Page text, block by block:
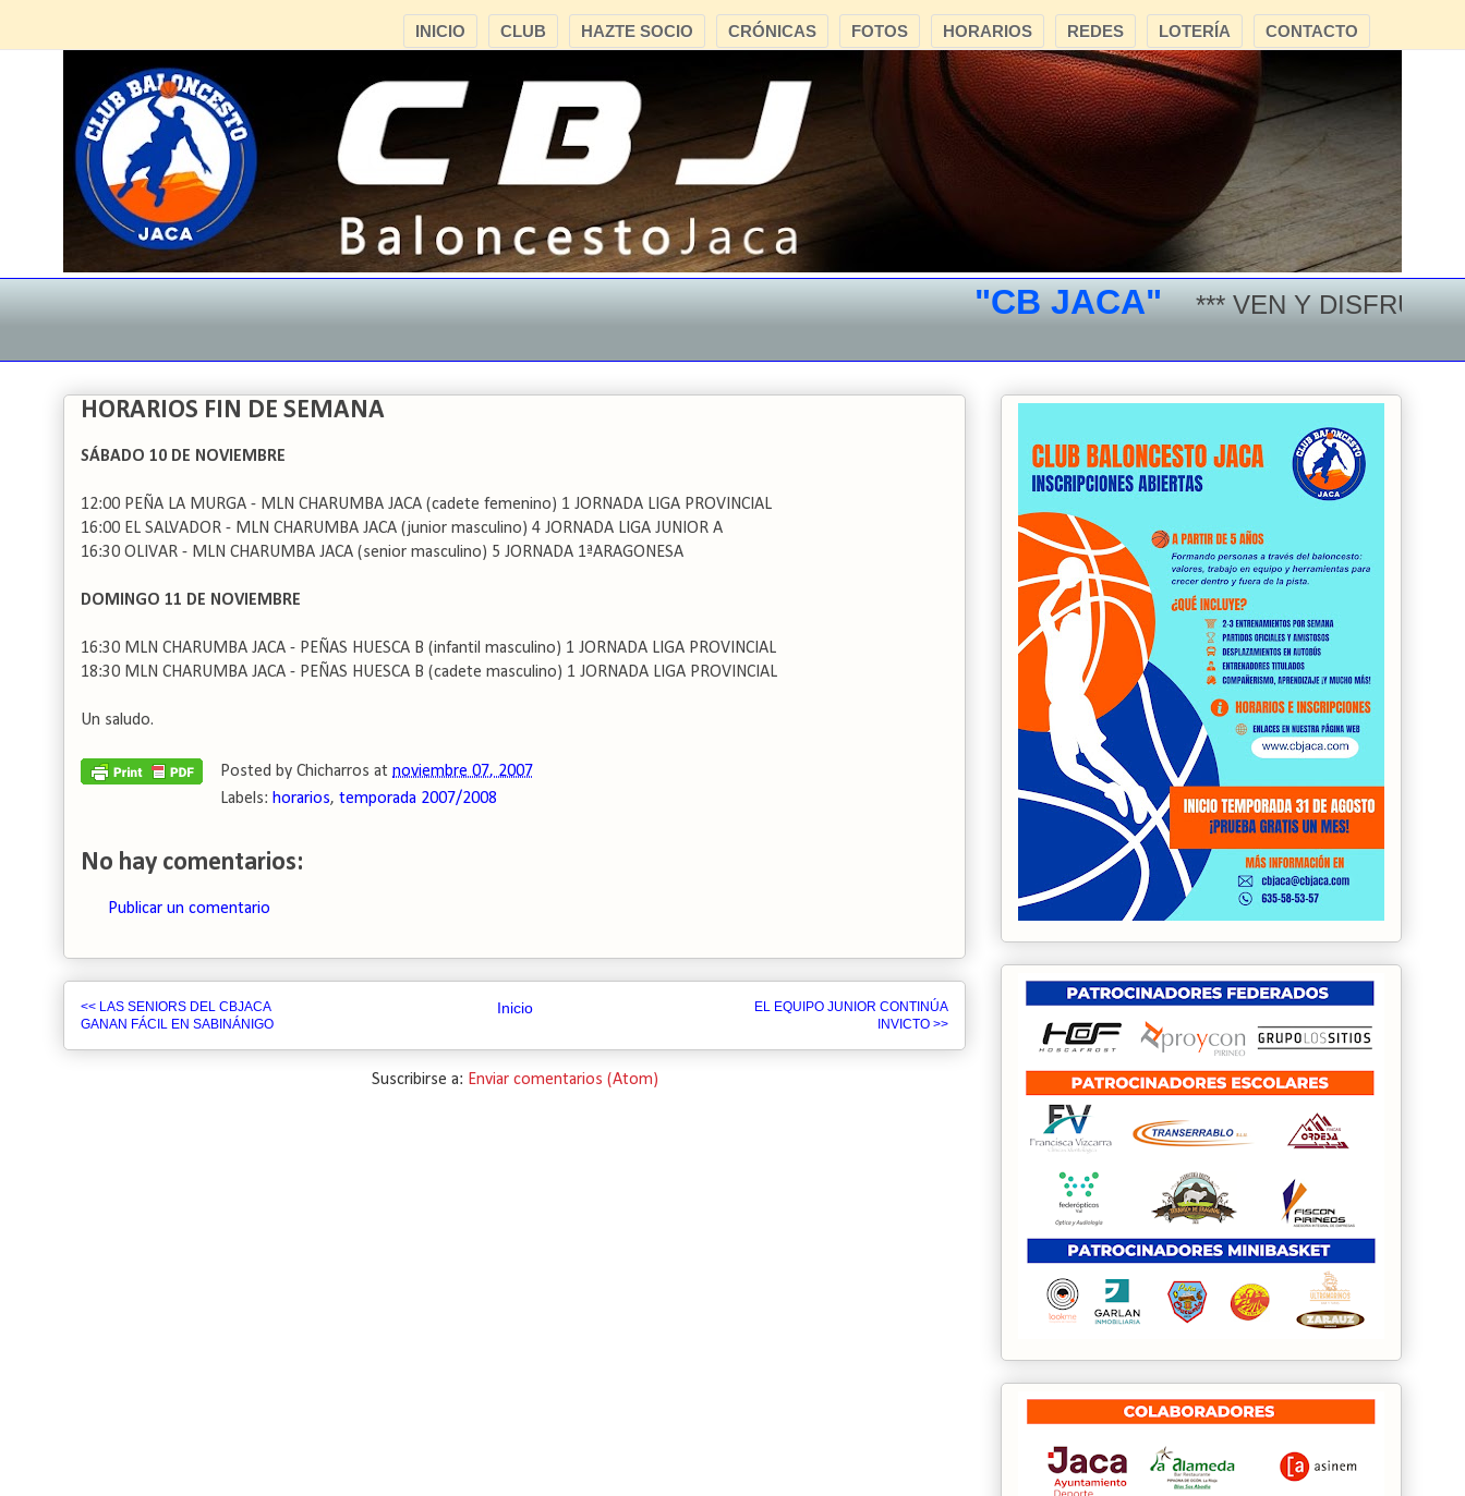
CONTACTO
LOTERÍA
REDES
HORARIOS
FOTOS
CRÓNICAS
HAZTE SOCIO
CLUB
INICIO
"CB JACA" *** VEN Y DISFRUTA DEL
HORARIOS FIN DE SEMANA
SÁBADO 10 DE NOVIEMBRE
12:00 PEÑA LA MURGA - MLN CHARUMBA JACA (cadete femenino) 1 JORNADA LIGA PROVINCIAL
16:00 EL SALVADOR - MLN CHARUMBA JACA (junior masculino) 4 JORNADA LIGA JUNIOR A
16:30 OLIVAR - MLN CHARUMBA JACA (senior masculino) 5 JORNADA 1ªARAGONESA
DOMINGO 11 DE NOVIEMBRE
16:30 MLN CHARUMBA JACA - PEÑAS HUESCA B (infantil masculino) 1 JORNADA LIGA PROVINCIAL
18:30 MLN CHARUMBA JACA - PEÑAS HUESCA B (cadete masculino) 1 JORNADA LIGA PROVINCIAL
Un saludo.
Posted by Chicharros at noviembre 07, 2007
Labels: horarios, temporada 2007/2008
No hay comentarios:
Publicar un comentario
<< LAS SENIORS DEL CBJACA
GANAN FÁCIL EN SABINÁNIGO
EL EQUIPO JUNIOR CONTINÚA
INVICTO >>
Inicio
Suscribirse a: Enviar comentarios (Atom)